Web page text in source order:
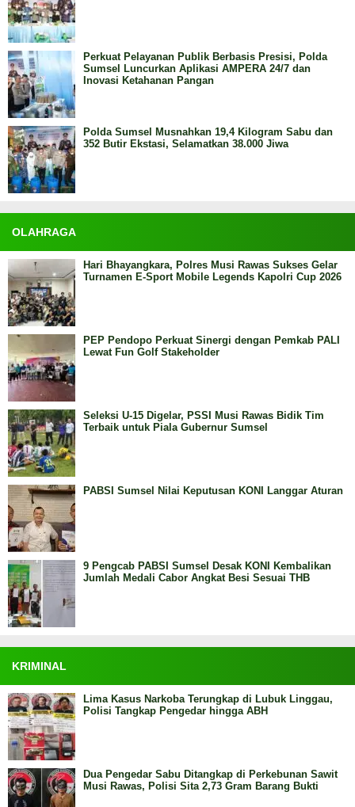
Perkuat Pelayanan Publik Berbasis Presisi, Polda
Sumsel Luncurkan Aplikasi AMPERA 24/7 dan
Inovasi Ketahanan Pangan
Polda Sumsel Musnahkan 19,4 Kilogram Sabu dan
352 Butir Ekstasi, Selamatkan 38.000 Jiwa
OLAHRAGA
Hari Bhayangkara, Polres Musi Rawas Sukses Gelar
Turnamen E-Sport Mobile Legends Kapolri Cup 2026
PEP Pendopo Perkuat Sinergi dengan Pemkab PALI
Lewat Fun Golf Stakeholder
Seleksi U-15 Digelar, PSSI Musi Rawas Bidik Tim
Terbaik untuk Piala Gubernur Sumsel
PABSI Sumsel Nilai Keputusan KONI Langgar Aturan
9 Pengcab PABSI Sumsel Desak KONI Kembalikan
Jumlah Medali Cabor Angkat Besi Sesuai THB
KRIMINAL
Lima Kasus Narkoba Terungkap di Lubuk Linggau,
Polisi Tangkap Pengedar hingga ABH
Dua Pengedar Sabu Ditangkap di Perkebunan Sawit
Musi Rawas, Polisi Sita 2,73 Gram Barang Bukti